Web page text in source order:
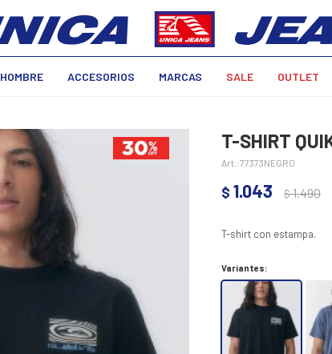
HOMBRE ACCESORIOS MARCAS SALE OUTLET
T-SHIRT
77373NEGRO
$ 1.043 $1.490
T-shirt con estampa.
Variantes: